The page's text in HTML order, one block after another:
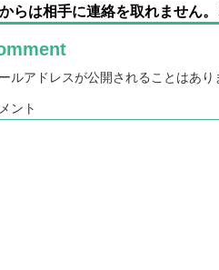
らは相手に連絡を取れません。
ルアドレスが公開されることはあり
ント